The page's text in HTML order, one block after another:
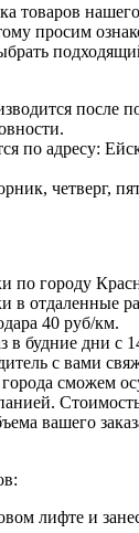
товаров
просим
после
по адресу:
четверг,
по городу
в отдаленные
40 руб/км.
в будние дни с
с вами
сможем
Стоимость
вашего
лифте и